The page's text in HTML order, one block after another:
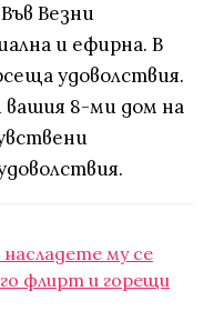
Везни
и ефирна. В
удоволствия.
8-ми дом на
му се
флирт и горещи